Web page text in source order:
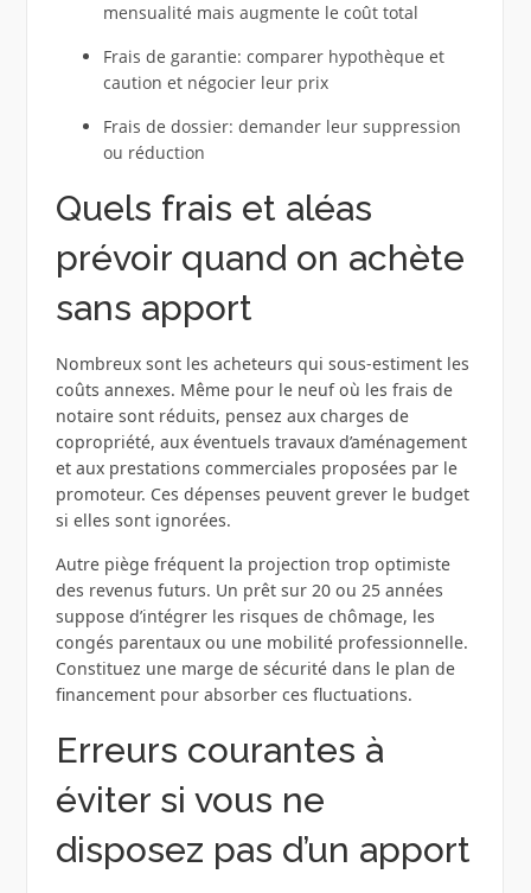
mensualité mais augmente le coût total
Frais de garantie: comparer hypothèque et
caution et négocier leur prix
Frais de dossier: demander leur suppression
ou réduction
Quels frais et aléas
prévoir quand on achète
sans apport
Nombreux sont les acheteurs qui sous-estiment les
coûts annexes. Même pour le neuf où les frais de
notaire sont réduits, pensez aux charges de
copropriété, aux éventuels travaux d’aménagement
et aux prestations commerciales proposées par le
promoteur. Ces dépenses peuvent grever le budget
si elles sont ignorées.
Autre piège fréquent la projection trop optimiste
des revenus futurs. Un prêt sur 20 ou 25 années
suppose d’intégrer les risques de chômage, les
congés parentaux ou une mobilité professionnelle.
Constituez une marge de sécurité dans le plan de
financement pour absorber ces fluctuations.
Erreurs courantes à
éviter si vous ne
disposez pas d’un apport